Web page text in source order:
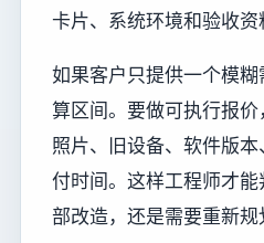
卡片、系统环境和验收资
如果客户只提供一个模
算区间。要做可执行报价
照片、旧设备、软件版
付时间。这样工程师才
部改造，还是需要重新规